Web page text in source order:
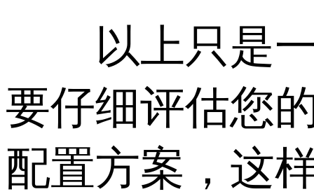
以上只是一
要仔细评估您
配置方案，这